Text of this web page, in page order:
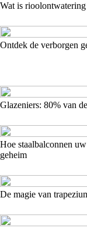
Wat is
Ontdek de verborgen
Glazeniers: 80% van
Hoe staalbalconnen
geheim
De magie van